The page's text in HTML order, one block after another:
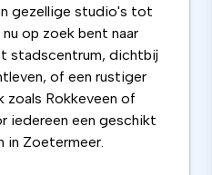
gezellige studio's tot
op zoek bent naar
stadscentrum, dichtbij
of een rustiger
zoals Rokkeveen of
iedereen een geschikt
in Zoetermeer.